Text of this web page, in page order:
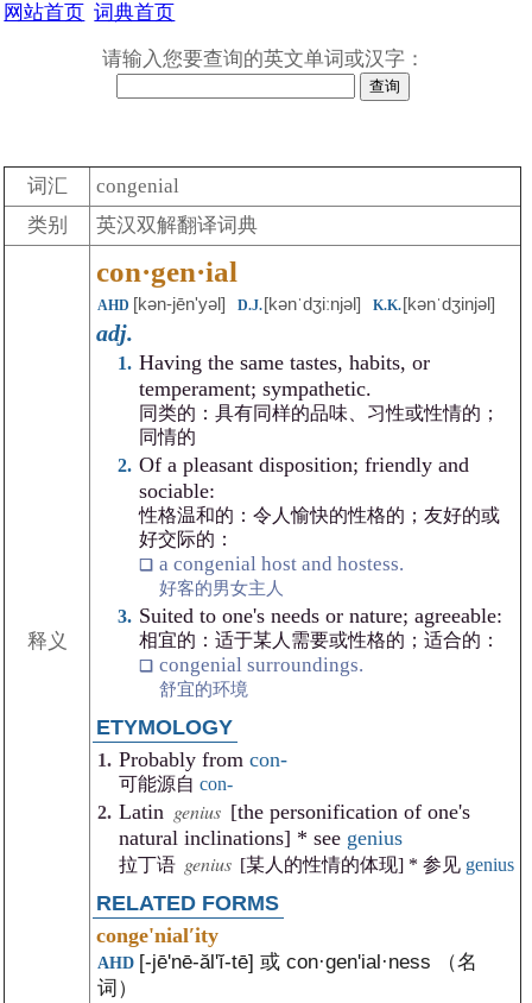
网站首页 词典首页
请输入您要查询的英文单词或汉字：
词汇
congenial
类别
英汉双解翻译词典
释义
con·gen·ial
AHD [kən-jēnʹyəl] D.J.[kənˈdʒiːnjəl] K.K.[kənˈdʒinjəl]
adj.
Having the same tastes, habits, or
temperament; sympathetic.
同类的：具有同样的品味、习性或性情的；
同情的
Of a pleasant disposition; friendly and
sociable:
性格温和的：令人愉快的性格的；友好的或
好交际的：
a congenial host and hostess.
好客的男女主人
Suited to one's needs or nature; agreeable:
相宜的：适于某人需要或性格的；适合的：
congenial surroundings.
舒宜的环境
ETYMOLOGY
Probably fromcon-
可能源自con-
Latin genius [the personification of one's
natural inclinations] * see genius
拉丁语 genius [某人的性情的体现] * 参见 genius
RELATED FORMS
conge'nialʹity
AHD [-jē'nē-ălʹĭ-tē] 或 con·genʹial·ness （名
词）